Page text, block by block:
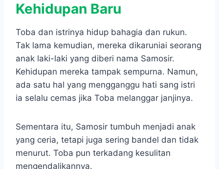
Kehidupan Baru
Toba dan istrinya hidup bahagia dan rukun.
Tak lama kemudian, mereka dikaruniai seorang
anak laki-laki yang diberi nama Samosir.
Kehidupan mereka tampak sempurna. Namun,
ada satu hal yang mengganggu hati sang istri
ia selalu cemas jika Toba melanggar janjinya.
Sementara itu, Samosir tumbuh menjadi anak
yang ceria, tetapi juga sering bandel dan tidak
menurut. Toba pun terkadang kesulitan
mengendalikannya.